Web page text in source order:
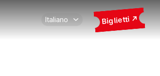
Biglietti